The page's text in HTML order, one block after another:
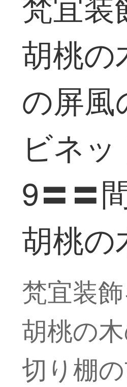
胡桃の
の屏風
ビネ
9〓〓
胡桃の
梵宜装
胡桃の
切り棚